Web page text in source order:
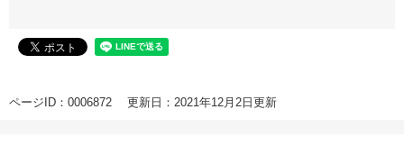
ページID：0006872 更新日：2021年12月2日更新